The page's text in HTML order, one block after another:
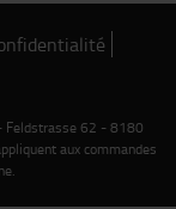
Feldstrasse 62 - 8180
aux commandes